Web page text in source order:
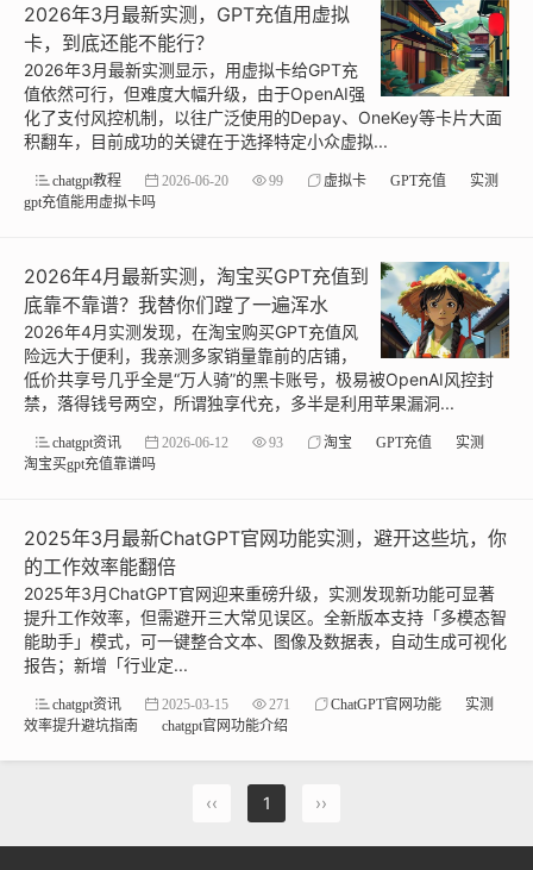
2026年3月最新实测，GPT充值用虚拟
卡，到底还能不能行？
2026年3月最新实测显示，用虚拟卡给GPT充
值依然可行，但难度大幅升级，由于OpenAI强
化了支付风控机制，以往广泛使用的Depay、OneKey等卡片大面
积翻车，目前成功的关键在于选择特定小众虚拟...
chatgpt教程 2026-06-20 99 虚拟卡 GPT充值
实测
gpt充值能用虚拟卡吗
2026年4月最新实测，淘宝买GPT充值到
底靠不靠谱？我替你们蹚了一遍浑水
2026年4月实测发现，在淘宝购买GPT充值风
险远大于便利，我亲测多家销量靠前的店铺，
低价共享号几乎全是“万人骑”的黑卡账号，极易被OpenAI风控封
禁，落得钱号两空，所谓独享代充，多半是利用苹果漏洞...
chatgpt资讯 2026-06-12 93 淘宝 GPT充值
实测
淘宝买gpt充值靠谱吗
2025年3月最新ChatGPT官网功能实测，避开这些坑，你
的工作效率能翻倍
2025年3月ChatGPT官网迎来重磅升级，实测发现新功能可显著
提升工作效率，但需避开三大常见误区。全新版本支持「多模态智
能助手」模式，可一键整合文本、图像及数据表，自动生成可视化
报告；新增「行业定...
chatgpt资讯 2025-03-15 271 ChatGPT官网功能
实测
效率提升避坑指南
chatgpt官网功能介绍
‹‹ 1 ››